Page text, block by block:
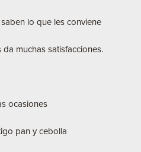
lo que les conviene
muchas satisfacciones.
ocasiones
pan y cebolla